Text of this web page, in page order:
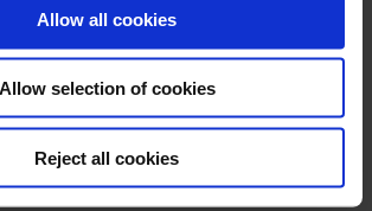
Allow all cookies
Allow selection of cookies
Reject all cookies